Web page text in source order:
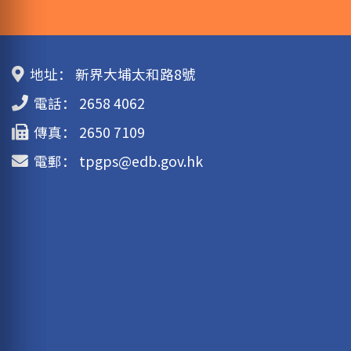
地址：
新界大埔太和路8號
電話：
2658 4062
傳真：
2650 7109
電郵：
tpgps@edb.gov.hk